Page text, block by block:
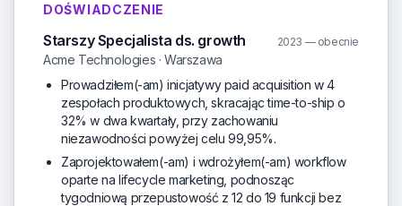
DOŚWIADCZENIE
Starszy Specjalista ds. growth 2023 — obecnie
Acme Technologies · Warszawa
Prowadziłem(-am) inicjatywy paid acquisition w 4
zespołach produktowych, skracając time-to-ship o
32% w dwa kwartały, przy zachowaniu
niezawodności powyżej celu 99,95%.
Zaprojektowałem(-am) i wdrożyłem(-am) workflow
oparte na lifecycle marketing, podnosząc
tygodniową przepustowość z 12 do 19 funkcji bez